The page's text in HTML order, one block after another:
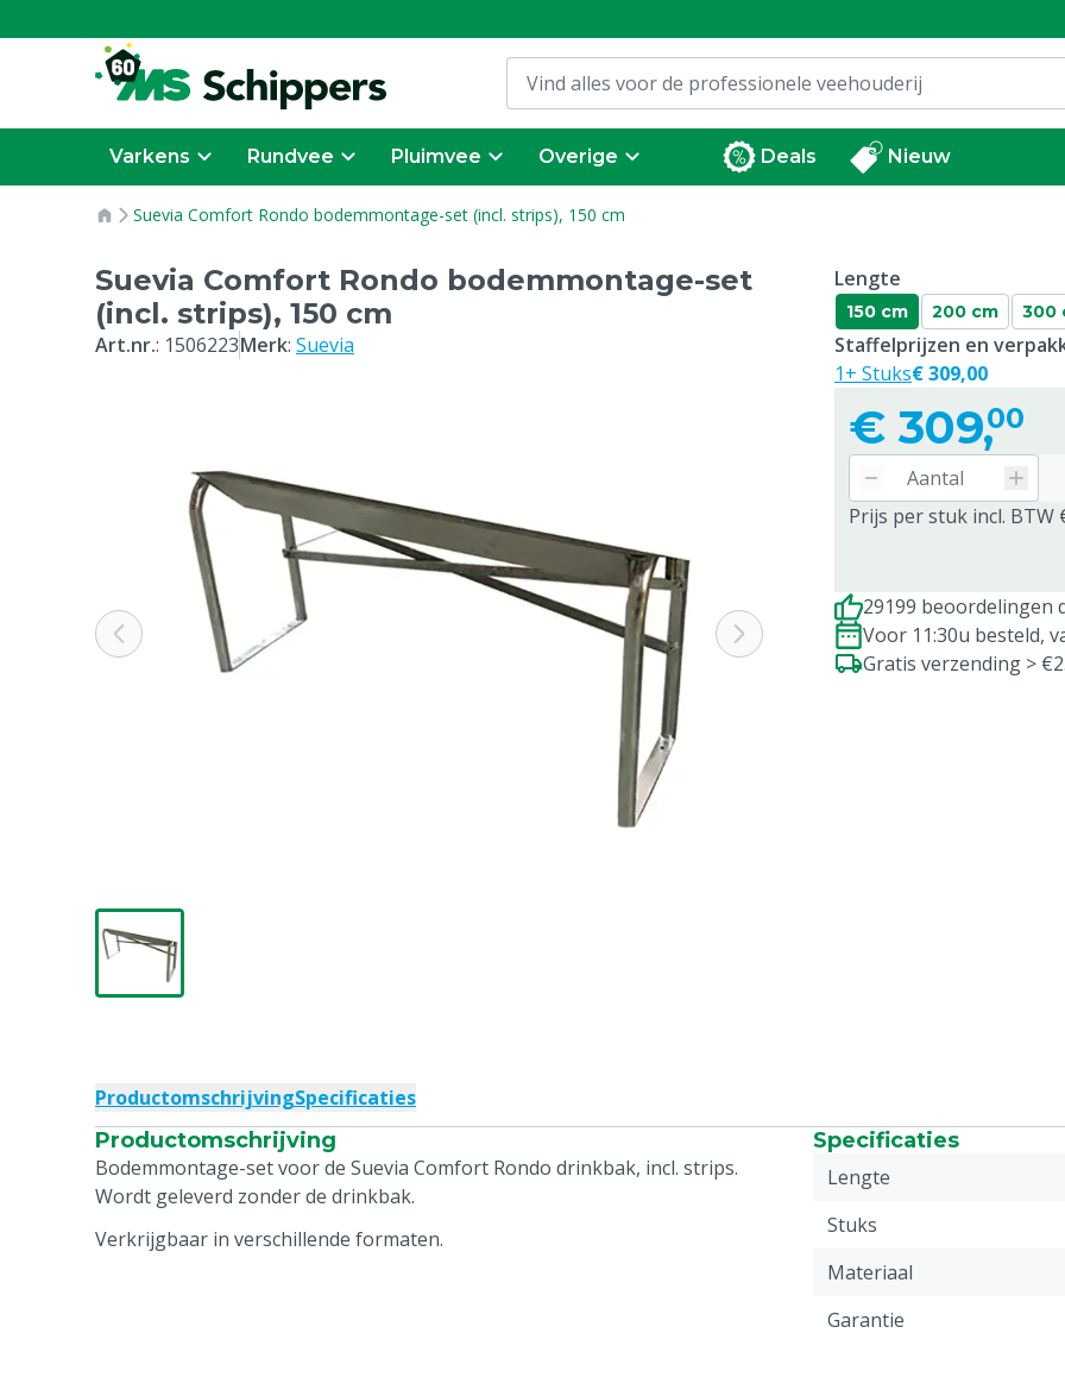
Varkens Rundvee Pluimvee Overige Deals Nieuw
Suevia Comfort Rondo bodemmontage-set (incl. strips), 150 cm
Suevia Comfort Rondo bodemmontage-set
(incl. strips), 150 cm
Art.nr.: 1506223Merk: Suevia
Lengte
150 cm 200 cm 300
€309,00
Prijs per stuk incl. BTW
Staffelprijzen en
1+ Stuks€ 309,00
29199 beoordelingen
Voor 11:30u besteld,
Gratis verzending >
ProductomschrijvingSpecificaties
Productomschrijving
Bodemmontage-set voor de Suevia Comfort Rondo drinkbak, incl. strips.
Wordt geleverd zonder de drinkbak.
Verkrijgbaar in verschillende formaten.
Specificaties
Lengte
Stuks
Materiaal
Garantie